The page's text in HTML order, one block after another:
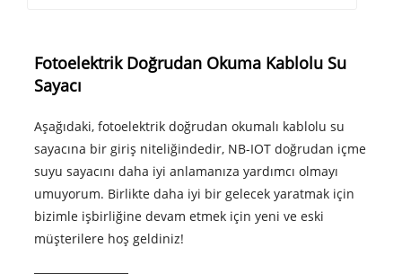
Fotoelektrik Doğrudan Okuma Kablolu Su
Sayacı
Aşağıdaki, fotoelektrik doğrudan okumalı kablolu su
sayacına bir giriş niteliğindedir, NB-IOT doğrudan içme
suyu sayacını daha iyi anlamanıza yardımcı olmayı
umuyorum. Birlikte daha iyi bir gelecek yaratmak için
bizimle işbirliğine devam etmek için yeni ve eski
müşterilere hoş geldiniz!